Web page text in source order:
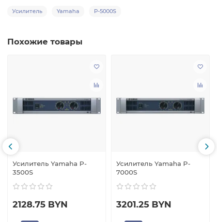
Усилитель Yamaha P-5000S
Похожие товары
Усилитель Yamaha P-
3500S
2128.75 BYN
Усилитель Yamaha P-
7000S
3201.25 BYN